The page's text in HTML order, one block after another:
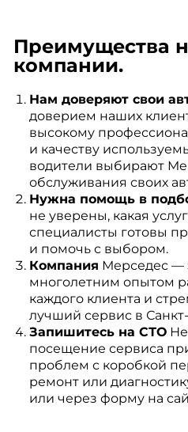
Преимущества
компании.
Нам доверяют свои
доверием наших
высокому
и качеству
водители выбирают
обслуживания своих
Нужна помощь в
не уверены, какая
специалисты готовы
и помочь с выбором.
Компания Мерседес —
многолетним опытом
каждого клиента и
лучший сервис в
Запишитесь на СТОНе
посещение сервиса
проблем с коробкой
ремонт или
или через форму на